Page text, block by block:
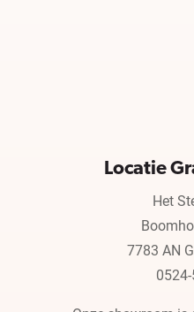
Locatie
Het
7783 AN